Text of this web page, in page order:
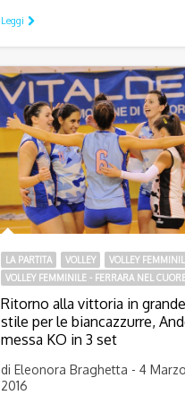
Leggi
LA PARTITA VOLLEY
VOLLEY
VOLLEY FEMMINILE - FERRARA NEL CUORE
Ritorno alla vittoria in grande
stile per le biancazzurre,
messa KO in 3 set
di Eleonora Braghetta - 4 Marzo
2016